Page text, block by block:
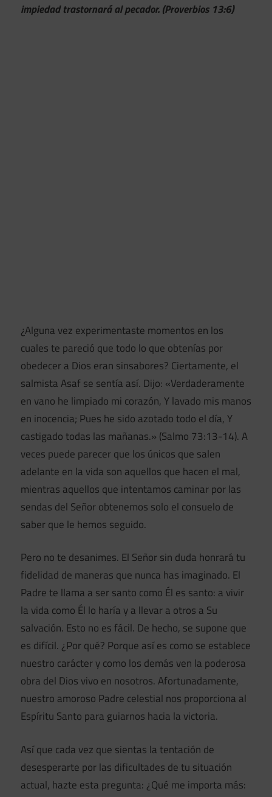
impiedad trastornará al pecador. (Proverbios 13:6)
¿Alguna vez experimentaste momentos en los
cuales te pareció que todo lo que obtenías por
obedecer a Dios eran sinsabores? Ciertamente, el
salmista Asaf se sentía así. Dijo: «Verdaderamente
en vano he limpiado mi corazón, Y lavado mis manos
en inocencia; Pues he sido azotado todo el día, Y
castigado todas las mañanas.» (Salmo 73:13-14). A
veces puede parecer que los únicos que salen
adelante en la vida son aquellos que hacen el mal,
mientras aquellos que intentamos caminar por las
sendas del Señor obtenemos solo el consuelo de
saber que le hemos seguido.
Pero no te desanimes. El Señor sin duda honrará tu
fidelidad de maneras que nunca has imaginado. El
Padre te llama a ser santo como Él es santo: a vivir
la vida como Él lo haría y a llevar a otros a Su
salvación. Esto no es fácil. De hecho, se supone que
es difícil. ¿Por qué? Porque así es como se establece
nuestro carácter y como los demás ven la poderosa
obra del Dios vivo en nosotros. Afortunadamente,
nuestro amoroso Padre celestial nos proporciona al
Espíritu Santo para guiarnos hacia la victoria.
Así que cada vez que sientas la tentación de
desesperarte por las dificultades de tu situación
actual, hazte esta pregunta: ¿Qué me importa más: